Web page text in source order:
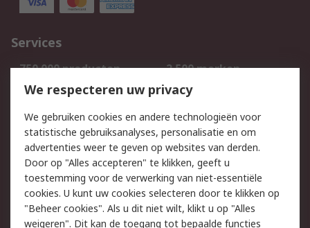
Services
750.000 producten
2.500 merken
Bestellen
Inkoopoplossingen
Track & Trace
Wettelijk
Cookiebeleid
Email veiligheid
Privacybeleid
Websitevoorwaarden
We respecteren uw privacy
We gebruiken cookies en andere technologieën voor
statistische gebruiksanalyses, personalisatie en om
advertenties weer te geven op websites van derden.
Door op "Alles accepteren" te klikken, geeft u
toestemming voor de verwerking van niet-essentiële
cookies. U kunt uw cookies selecteren door te klikken op
"Beheer cookies". Als u dit niet wilt, klikt u op "Alles
weigeren". Dit kan de toegang tot bepaalde functies